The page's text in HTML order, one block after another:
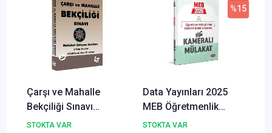
Çarşı ve Mahalle
Bekçiliği Sınavı
Mülakat Çalışma
STOKTA VAR
Data Yayınları 2025
MEB Öğretmenlik
Mülakat Soru-Cevap
STOKTA VAR
%15